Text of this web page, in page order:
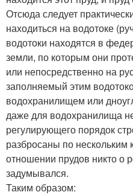
Отсюда следует
находиться на водотоке
водотоки находятся в
земли, по которым они
или непосредственно на
заполняемый этим
водохранилищем или
даже для водохранилища
регулирующего порядок
разбросаны по нескольким
отношении прудов никто о
задумывался.
Таким образом: